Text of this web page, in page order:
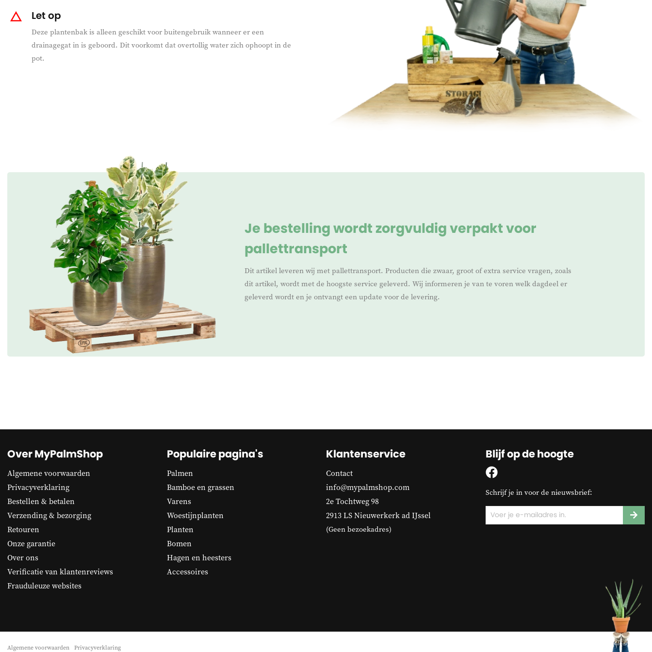
Let op
Deze plantenbak is alleen geschikt voor buitengebruik wanneer er een
drainagegat in is geboord. Dit voorkomt dat overtollig water zich ophoopt in de
pot.
Je bestelling wordt zorgvuldig verpakt voor
pallettransport
Dit artikel leveren wij met pallettransport. Producten die zwaar, groot of extra service vragen, zoals
dit artikel, wordt met de hoogste service geleverd. Wij informeren je van te voren welk dagdeel er
geleverd wordt en je ontvangt een update voor de levering.
Over MyPalmShop
Algemene voorwaarden
Privacyverklaring
Bestellen & betalen
Verzending & bezorging
Retouren
Onze garantie
Over ons
Verificatie van klantenreviews
Frauduleuze websites
Populaire pagina's
Palmen
Bamboe en grassen
Varens
Woestijnplanten
Planten
Bomen
Hagen en heesters
Accessoires
Klantenservice
Contact
info@mypalmshop.com
2e Tochtweg 98
2913 LS Nieuwerkerk ad IJssel
(Geen bezoekadres)
Blijf op de hoogte
Schrijf je in voor de nieuwsbrief:
Algemene voorwaarden Privacyverklaring